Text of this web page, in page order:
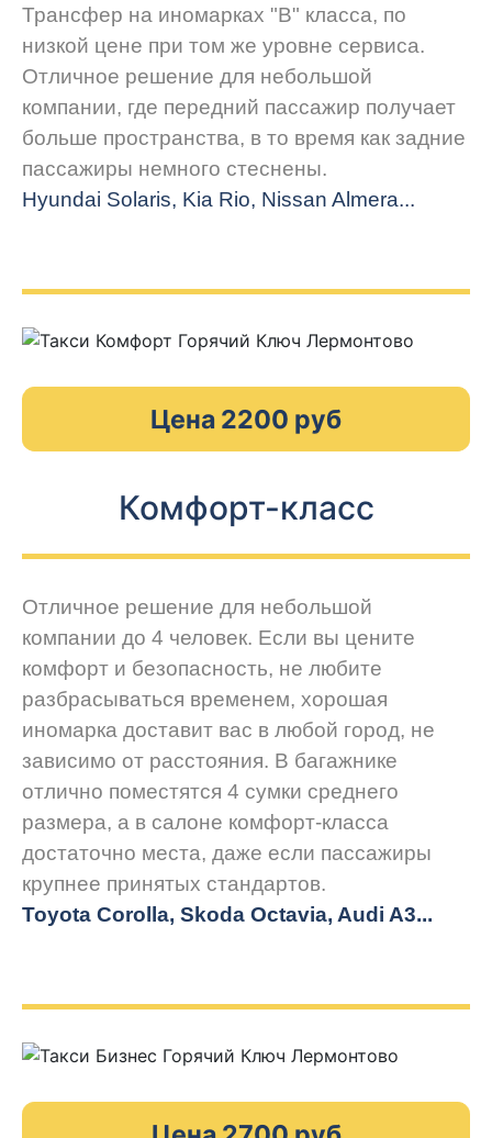
Трансфер на иномарках "В" класса, по
низкой цене при том же уровне сервиса.
Отличное решение для небольшой
компании, где передний пассажир получает
больше пространства, в то время как задние
пассажиры немного стеснены.
Hyundai Solaris, Kia Rio, Nissan Almera...
Цена 2200 руб
Комфорт-класс
Отличное решение для небольшой
компании до 4 человек. Если вы цените
комфорт и безопасность, не любите
разбрасываться временем, хорошая
иномарка доставит вас в любой город, не
зависимо от расстояния. В багажнике
отлично поместятся 4 сумки среднего
размера, а в салоне комфорт-класса
достаточно места, даже если пассажиры
крупнее принятых стандартов.
Toyota Corolla, Skoda Octavia, Audi A3...